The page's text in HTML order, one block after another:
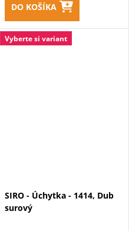
DO KOŠÍKA
Vyberte si variant
SIRO - Úchytka - 1414, Dub
surový